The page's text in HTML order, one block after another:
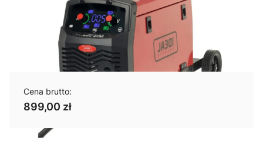
PRAKTIK MIG 200 SYNERGIC
Cena brutto:
899,00 zł